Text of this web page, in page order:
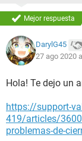
Mejor respuesta
DarylG45
27 ago 2020
Hola! Te dejo un
https://support-
419/articles/
problemas-de-